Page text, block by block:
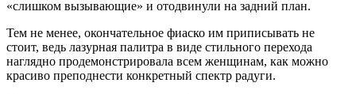
«слишком вызывающие» и отодвинули на задний план.
Тем не менее, окончательное фиаско им приписывать не
стоит, ведь лазурная палитра в виде стильного перехода
наглядно продемонстрировала всем женщинам, как можно
красиво преподнести конкретный спектр радуги.